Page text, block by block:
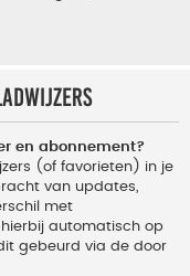
en abonnement?
(of favorieten) in je
van updates,
met
automatisch op
gebeurd via de door